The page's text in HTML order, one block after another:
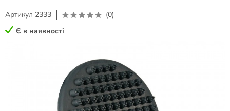
Артикул 2333
(0)
Є в наявності